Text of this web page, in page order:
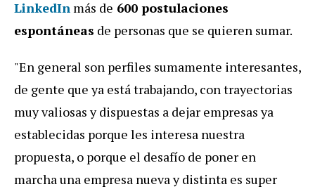
LinkedIn más de 600 postulaciones
espontáneas de personas que se quieren sumar.
"En general son perfiles sumamente interesantes,
de gente que ya está trabajando, con trayectorias
muy valiosas y dispuestas a dejar empresas ya
establecidas porque les interesa nuestra
propuesta, o porque el desafío de poner en
marcha una empresa nueva y distinta es super